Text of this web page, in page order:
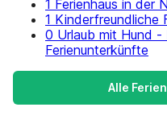
1 Ferienhaus in der
1 Kinderfreundliche
0 Urlaub mit Hund -
Ferienunterkünfte
Alle